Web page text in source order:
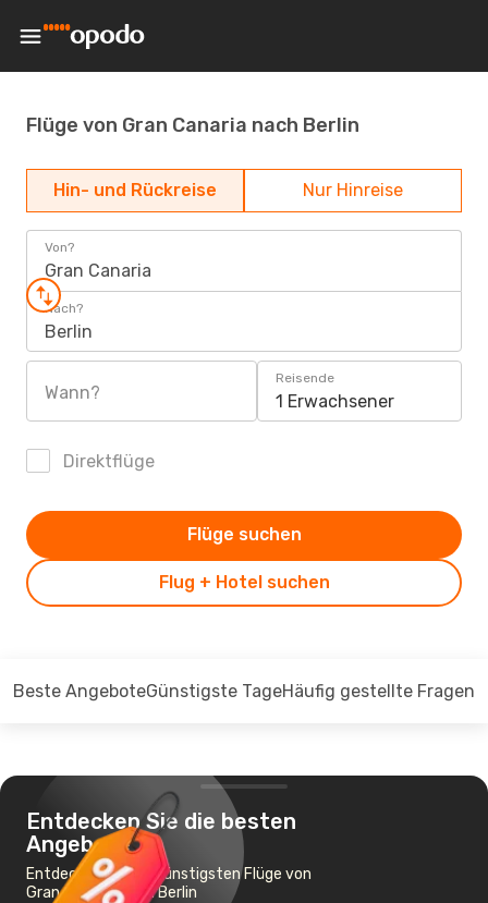
Flüge von Gran Canaria nach Berlin
Hin- und Rückreise Nur Hinreise
Von?
Gran Canaria
Nach?
Berlin
Wann?
Reisende
1 Erwachsener
Direktflüge
Flug + Hotel suchen
Flüge suchen
Beste AngeboteGünstigste TageHäufig gestellte Fragen
Entdecken Sie die besten
Angebote
Entdecken Sie die günstigsten Flüge von
Gran Canaria nach Berlin